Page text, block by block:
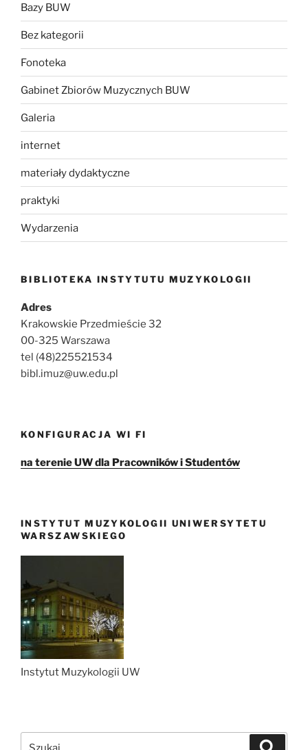
Bazy BUW
Bez kategorii
Fonoteka
Gabinet Zbiorów Muzycznych BUW
Galeria
internet
materiały dydaktyczne
praktyki
Wydarzenia
BIBLIOTEKA INSTYTUTU MUZYKOLOGII
Adres
Krakowskie Przedmieście 32
00-325 Warszawa
tel (48)225521534
bibl.imuz@uw.edu.pl
KONFIGURACJA WI FI
na terenie UW dla Pracowników i Studentów
INSTYTUT MUZYKOLOGII UNIWERSYTETU
WARSZAWSKIEGO
Instytut Muzykologii UW